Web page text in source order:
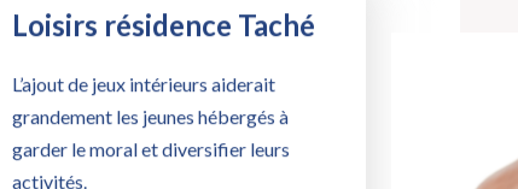
Loisirs résidence Taché
L’ajout de jeux intérieurs aiderait
grandement les jeunes hébergés à
garder le moral et diversifier leurs
activités.